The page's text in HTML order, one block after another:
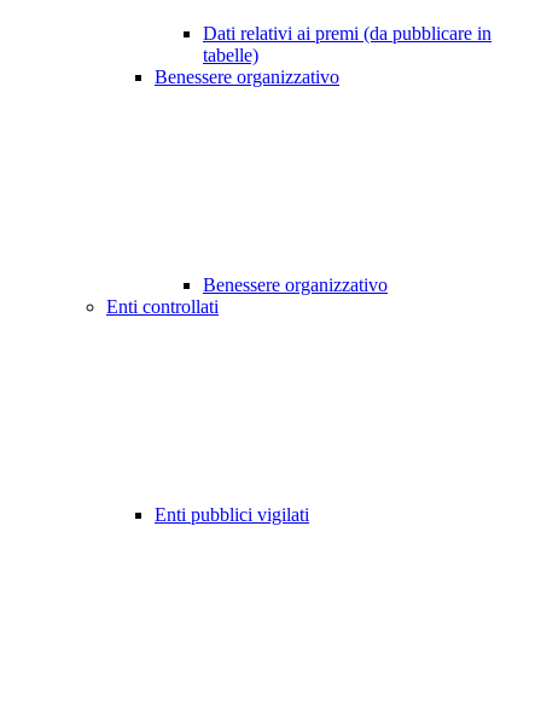
Dati relativi ai premi (da pubblicare in
tabelle)
Benessere organizzativo
Benessere organizzativo
Enti controllati
Enti pubblici vigilati